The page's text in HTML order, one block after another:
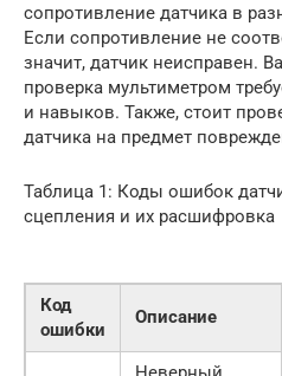
сопротивление датчика в
Если сопротивление не
значит, датчик неисправен.
проверка мультиметром
и навыков. Также, стоит
датчика на предмет
Таблица 1: Коды ошибок
сцепления и их расшифровка
Код
ошибки
Описание